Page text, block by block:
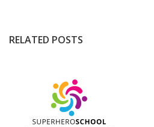
RELATED POSTS